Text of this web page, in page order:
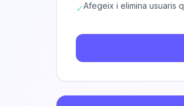
✓Afegeix i elimina usuaris